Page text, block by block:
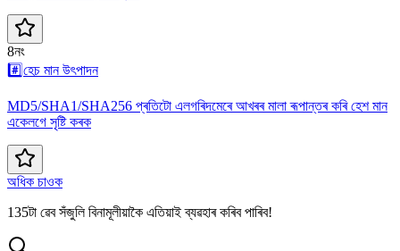
8নং
#️⃣হেচ মান উৎপাদন
MD5/SHA1/SHA256 প্ৰতিটো এলগৰিদমেৰে আখৰৰ মালা ৰূপান্তৰ কৰি হেশ মান
একেলগে সৃষ্টি কৰক
অধিক চাওক
135টা ৱেব সঁজুলি বিনামূলীয়াকৈ এতিয়াই ব্যৱহাৰ কৰিব পাৰিব!